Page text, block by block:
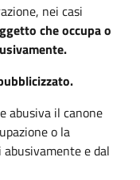
nei casi
che occupa o
abusiva il canone
o la
e dal